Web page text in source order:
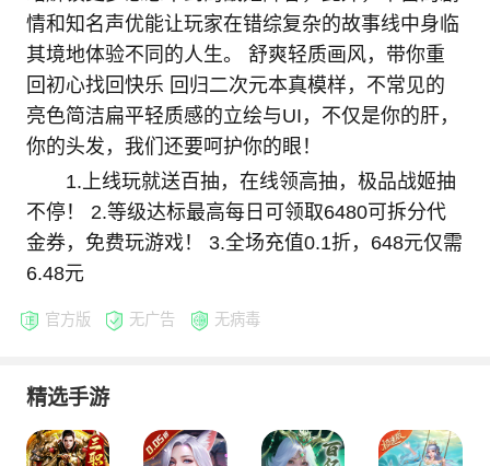
情和知名声优能让玩家在错综复杂的故事线中身临
其境地体验不同的人生。 舒爽轻质画风，带你重
回初心找回快乐 回归二次元本真模样，不常见的
亮色简洁扁平轻质感的立绘与UI，不仅是你的肝，
你的头发，我们还要呵护你的眼！
1.上线玩就送百抽，在线领高抽，极品战姬抽
不停！ 2.等级达标最高每日可领取6480可拆分代
金券，免费玩游戏！ 3.全场充值0.1折，648元仅需
6.48元
官方版 无广告 无病毒
精选手游